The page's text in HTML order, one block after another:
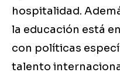
hospitalidad.
la educación está
con políticas
talento